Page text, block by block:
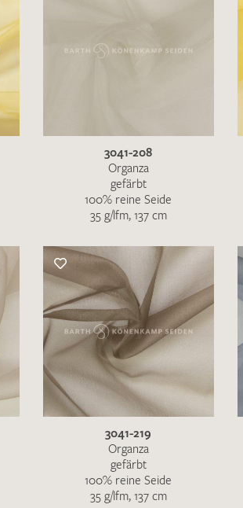
/
KONTAKTDATEN
ist das Kontaktformular zum
Sie eine E-Mail mit ihren
arbeiten schnellstmöglich an einer
3041-208
Organza
gefärbt
100% reine Seide
35 g/lfm, 137 cm
3041-219
Organza
gefärbt
100% reine Seide
35 g/lfm, 137 cm